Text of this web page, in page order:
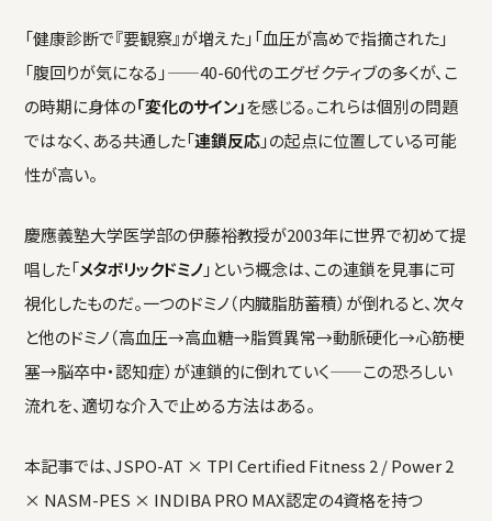
「健康診断で『要観察』が増えた」「血圧が高めで指摘された」
「腹回りが気になる」——40-60代のエグゼクティブの多くが、こ
の時期に身体の「変化のサイン」を感じる。これらは個別の問題
ではなく、ある共通した「連鎖反応」の起点に位置している可能
性が高い。
慶應義塾大学医学部の伊藤裕教授が2003年に世界で初めて提
唱した「メタボリックドミノ」という概念は、この連鎖を見事に可
視化したものだ。一つのドミノ（内臓脂肪蓄積）が倒れると、次々
と他のドミノ（高血圧→高血糖→脂質異常→動脈硬化→心筋梗
塞→脳卒中・認知症）が連鎖的に倒れていく——この恐ろしい
流れを、適切な介入で止める方法はある。
本記事では、JSPO-AT × TPI Certified Fitness 2 / Power 2
× NASM-PES × INDIBA PRO MAX認定の4資格を持つ